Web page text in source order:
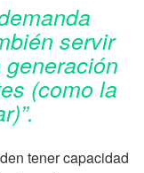
servir
(como la
tener capacidad